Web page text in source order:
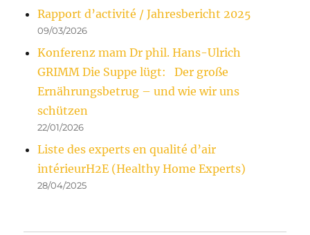
Rapport d’activité / Jahresbericht 2025
09/03/2026
Konferenz mam Dr phil. Hans-Ulrich
GRIMM Die Suppe lügt: Der große
Ernährungsbetrug – und wie wir uns
schützen
22/01/2026
Liste des experts en qualité d’air
intérieurH2E (Healthy Home Experts)
28/04/2025